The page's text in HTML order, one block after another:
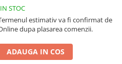
IN STOC
estimativ va fi confirmat de
dupa plasarea comenzii.
ADAUGA IN COS